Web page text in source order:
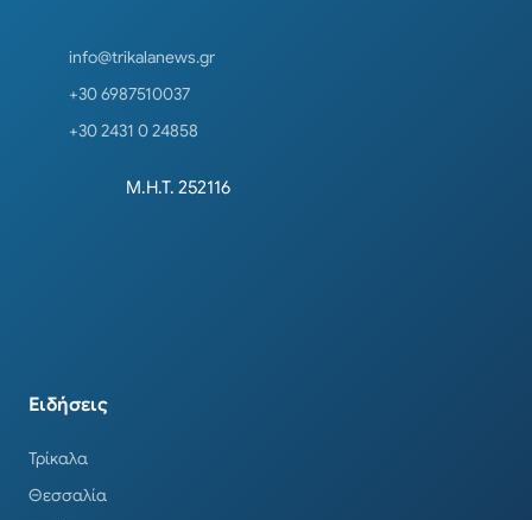
info@trikalanews.gr
+30 6987510037
+30 2431 0 24858
Μ.Η.Τ. 252116
Ειδήσεις
Τρίκαλα
Θεσσαλία